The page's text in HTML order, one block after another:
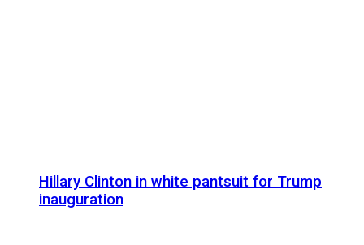
Hillary Clinton in white pantsuit for Trump
inauguration